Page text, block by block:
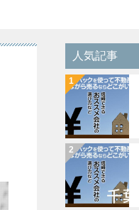
人気記事